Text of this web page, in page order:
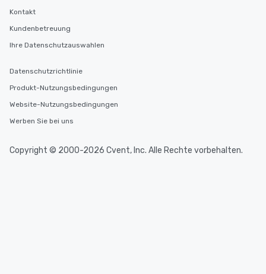
Kontakt
Kundenbetreuung
Ihre Datenschutzauswahlen
Datenschutzrichtlinie
Produkt-Nutzungsbedingungen
Website-Nutzungsbedingungen
Werben Sie bei uns
Copyright © 2000-2026 Cvent, Inc. Alle Rechte vorbehalten.